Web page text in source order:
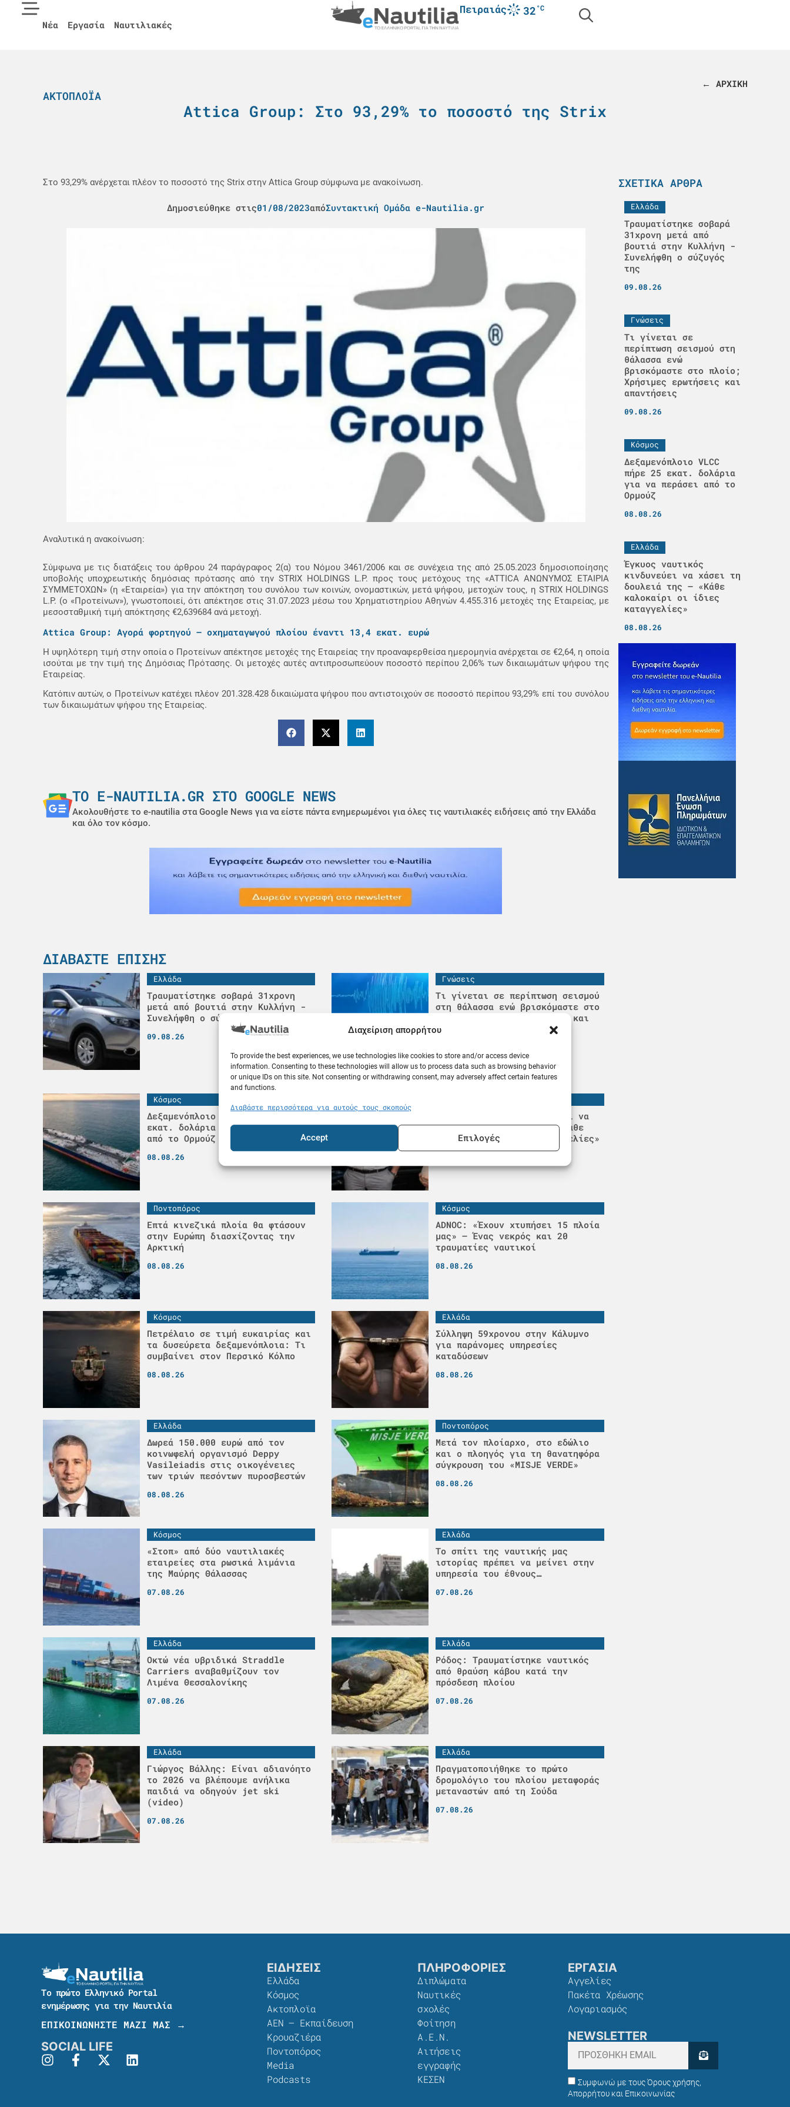
Διαχείριση απορρήτου
To provide the best experiences, we use technologies like cookies to store and/or access device
information. Consenting to these technologies will allow us to process data such as browsing behavior
or unique IDs on this site. Not consenting or withdrawing consent, may adversely affect certain features
and functions.
Διαβάστε περισσότερα για αυτούς τους σκοπούς
Accept Επιλογές
Νέα Εργασία Ναυτιλιακές
Πειραιάς 32°C
← ΑΡΧΙΚΗ
ΑΚΤΟΠΛΟΪΑ
Attica Group: Στο 93,29% το ποσοστό της Strix
Στο 93,29% ανέρχεται πλέον το ποσοστό της Strix στην Attica Group σύμφωνα με ανακοίνωση.
Δημοσιεύθηκε στις01/08/2023απόΣυντακτική Ομάδα e-Nautilia.gr
Αναλυτικά η ανακοίνωση:
Σύμφωνα με τις διατάξεις του άρθρου 24 παράγραφος 2(α) του Νόμου 3461/2006 και σε συνέχεια της από 25.05.2023 δημοσιοποίησης
υποβολής υποχρεωτικής δημόσιας πρότασης από την STRIX HOLDINGS L.P. προς τους μετόχους της «ATTICA ΑΝΩΝΥΜΟΣ ΕΤΑΙΡΙΑ
ΣΥΜΜΕΤΟΧΩΝ» (η «Εταιρεία») για την απόκτηση του συνόλου των κοινών, ονομαστικών, μετά ψήφου, μετοχών τους, η STRIX HOLDINGS
L.P. (ο «Προτείνων»), γνωστοποιεί, ότι απέκτησε στις 31.07.2023 μέσω του Χρηματιστηρίου Αθηνών 4.455.316 μετοχές της Εταιρείας, με
μεσοσταθμική τιμή απόκτησης €2,639684 ανά μετοχή.
Attica Group: Αγορά φορτηγού – οχηματαγωγού πλοίου έναντι 13,4 εκατ. ευρώ
Η υψηλότερη τιμή στην οποία ο Προτείνων απέκτησε μετοχές της Εταιρείας την προαναφερθείσα ημερομηνία ανέρχεται σε €2,64, η οποία
ισούται με την τιμή της Δημόσιας Πρότασης. Οι μετοχές αυτές αντιπροσωπεύουν ποσοστό περίπου 2,06% των δικαιωμάτων ψήφου της
Εταιρείας.
Κατόπιν αυτών, ο Προτείνων κατέχει πλέον 201.328.428 δικαιώματα ψήφου που αντιστοιχούν σε ποσοστό περίπου 93,29% επί του συνόλου
των δικαιωμάτων ψήφου της Εταιρείας.
ΤΟ E-NAUTILIA.GR ΣΤΟ GOOGLE NEWS
Ακολουθήστε το e-nautilia στα Google News για να είστε πάντα ενημερωμένοι για όλες τις ναυτιλιακές ειδήσεις από την Ελλάδα
και όλο τον κόσμο.
ΔΙΑΒΆΣΤΕ ΕΠΊΣΗΣ
Ελλάδα
Τραυματίστηκε σοβαρά 31χρονη
μετά από βουτιά στην Κυλλήνη -
Συνελήφθη ο σύζυγός της
09.08.26
Γνώσεις
Τι γίνεται σε περίπτωση σεισμού
στη θάλασσα ενώ βρισκόμαστε στο
πλοίο; Χρήσιμες ερωτήσεις και
απαντήσεις
Κόσμος
Δεξαμενόπλοιο VLCC πήρε 25
εκατ. δολάρια για να περάσει
από το Ορμούζ
08.08.26
Έγκυος ναυτικός κινδυνεύει να
χάσει τη δουλειά της – «Κάθε
καλοκαίρι οι ίδιες καταγγελίες»
Ποντοπόρος
Επτά κινεζικά πλοία θα φτάσουν
στην Ευρώπη διασχίζοντας την
Αρκτική
08.08.26
Κόσμος
ADNOC: «Έχουν χτυπήσει 15 πλοία
μας» – Ένας νεκρός και 20
τραυματίες ναυτικοί
08.08.26
Κόσμος
Πετρέλαιο σε τιμή ευκαιρίας και
τα δυσεύρετα δεξαμενόπλοια: Τι
συμβαίνει στον Περσικό Κόλπο
08.08.26
Ελλάδα
Σύλληψη 59χρονου στην Κάλυμνο
για παράνομες υπηρεσίες
καταδύσεων
08.08.26
Ελλάδα
Δωρεά 150.000 ευρώ από τον
κοινωφελή οργανισμό Deppy
Vasileiadis στις οικογένειες
των τριών πεσόντων πυροσβεστών
08.08.26
Ποντοπόρος
Μετά τον πλοίαρχο, στο εδώλιο
και ο πλοηγός για τη θανατηφόρα
σύγκρουση του «MISJE VERDE»
08.08.26
Κόσμος
«Στοπ» από δύο ναυτιλιακές
εταιρείες στα ρωσικά λιμάνια
της Μαύρης Θάλασσας
07.08.26
Ελλάδα
Το σπίτι της ναυτικής μας
ιστορίας πρέπει να μείνει στην
υπηρεσία του έθνους…
07.08.26
Ελλάδα
Οκτώ νέα υβριδικά Straddle
Carriers αναβαθμίζουν τον
Λιμένα Θεσσαλονίκης
07.08.26
Ελλάδα
Ρόδος: Τραυματίστηκε ναυτικός
από θραύση κάβου κατά την
πρόσδεση πλοίου
07.08.26
Ελλάδα
Γιώργος Βάλλης: Είναι αδιανόητο
το 2026 να βλέπουμε ανήλικα
παιδιά να οδηγούν jet ski
(video)
07.08.26
Ελλάδα
Πραγματοποιήθηκε το πρώτο
δρομολόγιο του πλοίου μεταφοράς
μεταναστών από τη Σούδα
07.08.26
ΣΧΕΤΙΚΆ ΆΡΘΡΑ
Ελλάδα
Τραυματίστηκε σοβαρά
31χρονη μετά από
βουτιά στην Κυλλήνη -
Συνελήφθη ο σύζυγός
της
09.08.26
Γνώσεις
Τι γίνεται σε
περίπτωση σεισμού στη
θάλασσα ενώ
βρισκόμαστε στο πλοίο;
Χρήσιμες ερωτήσεις και
απαντήσεις
09.08.26
Κόσμος
Δεξαμενόπλοιο VLCC
πήρε 25 εκατ. δολάρια
για να περάσει από το
Ορμούζ
08.08.26
Ελλάδα
Έγκυος ναυτικός
κινδυνεύει να χάσει τη
δουλειά της – «Κάθε
καλοκαίρι οι ίδιες
καταγγελίες»
08.08.26
Το πρώτο Ελληνικό Portal
ενημέρωσης για την Ναυτιλία
ΕΠΙΚΟΙΝΩΝΗΣΤΕ ΜΑΖΙ ΜΑΣ →
SOCIAL LIFE
ΕΙΔΗΣΕΙΣ
Ελλάδα
Κόσμος
Ακτοπλοϊα
ΑΕΝ – Εκπαίδευση
Κρουαζιέρα
Ποντοπόρος
Media
Podcasts
ΠΛΗΡΟΦΟΡΙΕΣ
Διπλώματα
Ναυτικές
σχολές
Φοίτηση
Α.Ε.Ν.
Αιτήσεις
εγγραφής
ΚΕΣΕΝ
ΕΡΓΑΣΙΑ
Αγγελίες
Πακέτα Χρέωσης​
Λογαριασμός
NEWSLETTER
Συμφωνώ με τους Όρους χρήσης,
Απορρήτου και Επικοινωνίας